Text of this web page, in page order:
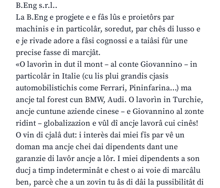
B.Eng s.r.l..
La B.Eng e progjete e e fâs lûs e proietôrs par
machinis e in particolâr, soredut, par chês di lusso e
e je rivade adore a fâsi cognossi e a taiâsi fûr une
precise fasse di marcjât.
«O lavorìn in dut il mont – al conte Giovannino – in
particolâr in Italie (cu lis plui grandis cjasis
automobilistichis come Ferrari, Pininfarina…) ma
ancje tal forest cun BMW, Audi. O lavorìn in Turchie,
ancje cuntune aziende cinese – e Giovannino al zonte
ridint – globalizazion e vûl dî ancje lavorâ cui cinês!
O vin di cjalâ dut: i interès dai miei fîs par vê un
doman ma ancje chei dai dipendents dant une
garanzie di lavôr ancje a lôr. I miei dipendents a son
ducj a timp indeterminât e chest o ai voie di marcâlu
ben, parcè che a un zovin tu âs di dâi la pussibilitât di